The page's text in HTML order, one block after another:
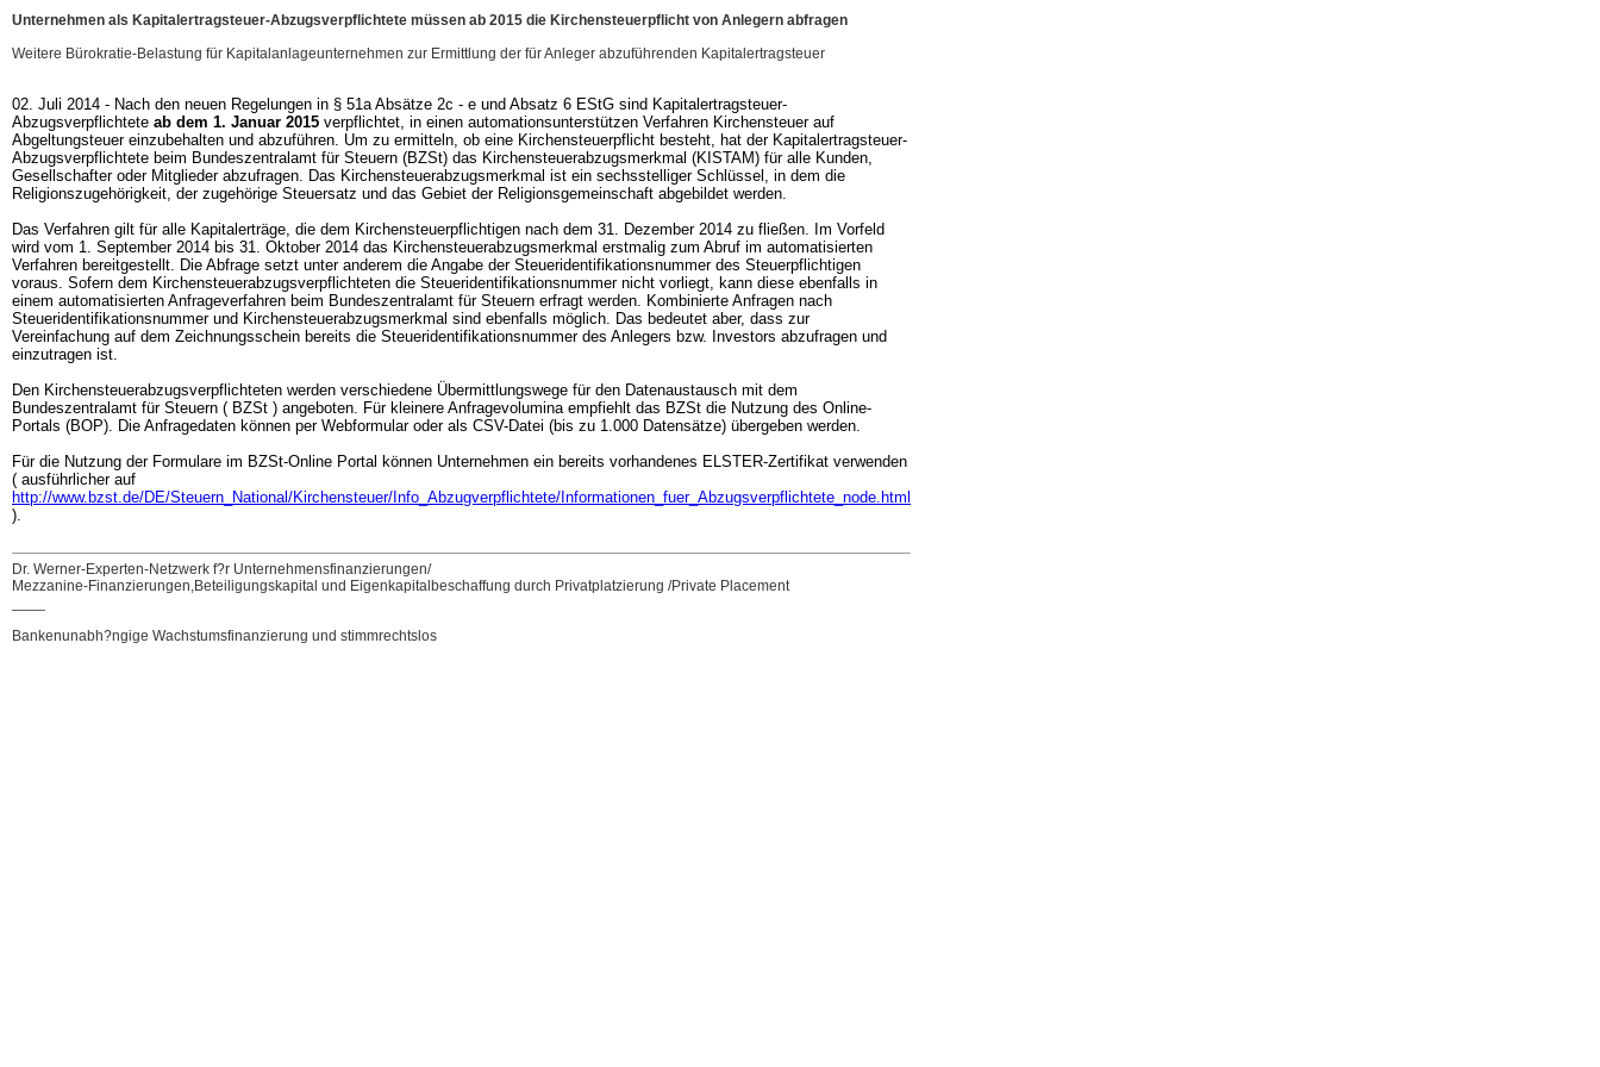
Unternehmen als Kapitalertragsteuer-Abzugsverpflichtete müssen ab 2015 die Kirchensteuerpflicht von Anlegern abfragen
Weitere Bürokratie-Belastung für Kapitalanlageunternehmen zur Ermittlung der für Anleger abzuführenden Kapitalertragsteuer
02. Juli 2014 - Nach den neuen Regelungen in § 51a Absätze 2c - e und Absatz 6 EStG sind Kapitalertragsteuer-
Abzugsverpflichtete ab dem 1. Januar 2015 verpflichtet, in einen automationsunterstützen Verfahren Kirchensteuer auf
Abgeltungsteuer einzubehalten und abzuführen. Um zu ermitteln, ob eine Kirchensteuerpflicht besteht, hat der Kapitalertragsteuer-
Abzugsverpflichtete beim Bundeszentralamt für Steuern (BZSt) das Kirchensteuerabzugsmerkmal (KISTAM) für alle Kunden,
Gesellschafter oder Mitglieder abzufragen. Das Kirchensteuerabzugsmerkmal ist ein sechsstelliger Schlüssel, in dem die
Religionszugehörigkeit, der zugehörige Steuersatz und das Gebiet der Religionsgemeinschaft abgebildet werden.
Das Verfahren gilt für alle Kapitalerträge, die dem Kirchensteuerpflichtigen nach dem 31. Dezember 2014 zu fließen. Im Vorfeld
wird vom 1. September 2014 bis 31. Oktober 2014 das Kirchensteuerabzugsmerkmal erstmalig zum Abruf im automatisierten
Verfahren bereitgestellt. Die Abfrage setzt unter anderem die Angabe der Steueridentifikationsnummer des Steuerpflichtigen
voraus. Sofern dem Kirchensteuerabzugsverpflichteten die Steueridentifikationsnummer nicht vorliegt, kann diese ebenfalls in
einem automatisierten Anfrageverfahren beim Bundeszentralamt für Steuern erfragt werden. Kombinierte Anfragen nach
Steueridentifikationsnummer und Kirchensteuerabzugsmerkmal sind ebenfalls möglich. Das bedeutet aber, dass zur
Vereinfachung auf dem Zeichnungsschein bereits die Steueridentifikationsnummer des Anlegers bzw. Investors abzufragen und
einzutragen ist.
Den Kirchensteuerabzugsverpflichteten werden verschiedene Übermittlungswege für den Datenaustausch mit dem
Bundeszentralamt für Steuern ( BZSt ) angeboten. Für kleinere Anfragevolumina empfiehlt das BZSt die Nutzung des Online-
Portals (BOP). Die Anfragedaten können per Webformular oder als CSV-Datei (bis zu 1.000 Datensätze) übergeben werden.
Für die Nutzung der Formulare im BZSt-Online Portal können Unternehmen ein bereits vorhandenes ELSTER-Zertifikat verwenden
( ausführlicher auf
http://www.bzst.de/DE/Steuern_National/Kirchensteuer/Info_Abzugverpflichtete/Informationen_fuer_Abzugsverpflichtete_node.html
).
Dr. Werner-Experten-Netzwerk f?r Unternehmensfinanzierungen/
Mezzanine-Finanzierungen,Beteiligungskapital und Eigenkapitalbeschaffung durch Privatplatzierung /Private Placement
Bankenunabh?ngige Wachstumsfinanzierung und stimmrechtslos